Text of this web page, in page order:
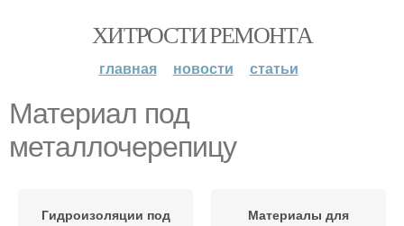
ХИТРОСТИ РЕМОНТА
главная новости статьи
Материал под
металлочерепицу
Гидроизоляции под
Материалы для